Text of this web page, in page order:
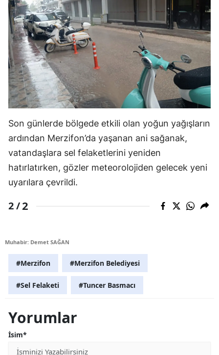
Son günlerde bölgede etkili olan yoğun yağışların
ardından Merzifon’da yaşanan ani sağanak,
vatandaşlara sel felaketlerini yeniden
hatırlatırken, gözler meteorolojiden gelecek yeni
uyarılara çevrildi.
2 /2
Muhabir: Demet SAĞAN
#Merzifon #Merzifon Belediyesi
#Sel Felaketi #Tuncer Basmacı
Yorumlar
İsim*